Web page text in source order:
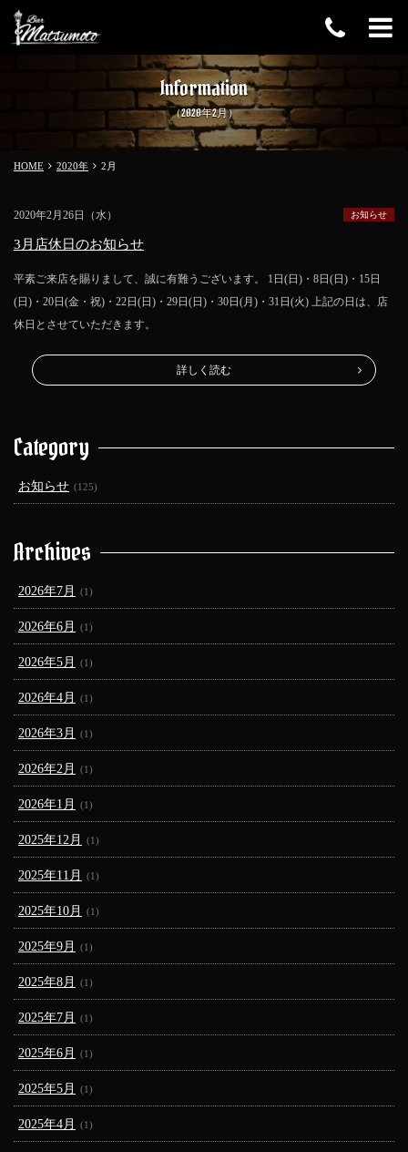
Information
（2020年2月）
HOME 2020年 2 月
2020年2月26日（水） お知らせ
3月店休日のお知らせ
平素ご来店を賜りまして、誠に有難うございます。 1日(日)・8日(日)・15日
(日)・20日(金・祝)・22日(日)・29日(日)・30日(月)・31日(火) 上記の日は、店
休日とさせていただきます。
詳しく読む
Category
お知らせ (125)
Archives
2026年7月 (1)
2026年6月 (1)
2026年5月 (1)
2026年4月 (1)
2026年3月 (1)
2026年2月 (1)
2026年1月 (1)
2025年12月 (1)
2025年11月 (1)
2025年10月 (1)
2025年9月 (1)
2025年8月 (1)
2025年7月 (1)
2025年6月 (1)
2025年5月 (1)
2025年4月 (1)